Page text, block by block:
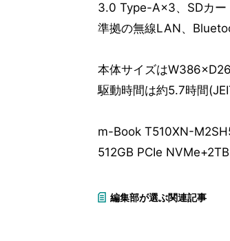
3.0 Type-A×3、SDカー
準拠の無線LAN、
本体サイズは
駆動時間は約5.7時間
m-Book T510XN-
512GB PCIe
編集部が選ぶ関連記事